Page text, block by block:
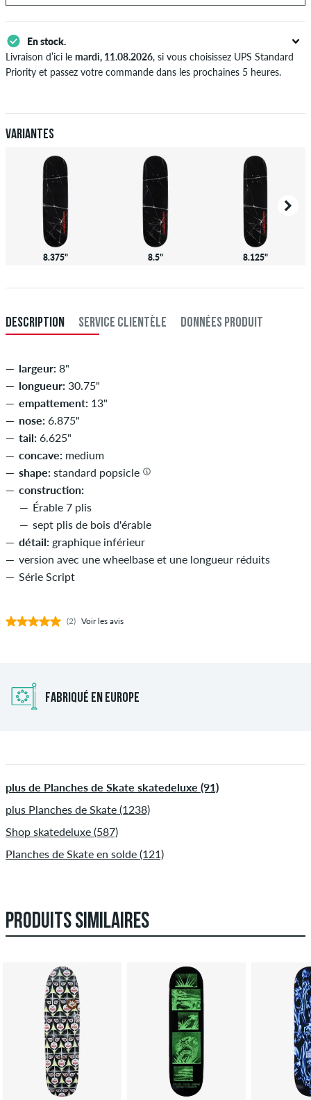
En stock.
Livraison d’ici le mardi, 11.08.2026, si vous choisissez UPS Standard
Priority et passez votre commande dans les prochaines 5 heures.
Paiement.
Variantes
8.375" 8.5" 8.125"
DESCRIPTION SERVICE CLIENTÈLE DONNÉES PRODUIT
largeur: 8"
longueur: 30.75"
empattement: 13"
nose: 6.875"
tail: 6.625"
concave: medium
shape: standard popsicle
construction:
Érable 7 plis
sept plis de bois d'érable
détail: graphique inférieur
version avec une wheelbase et une longueur réduits
Série Script
(2) Voir les avis
FABRIQUÉ EN EUROPE
plus de Planches de Skate skatedeluxe (91)
plus Planches de Skate (1238)
Shop skatedeluxe (587)
Planches de Skate en solde (121)
PRODUITS SIMILAIRES